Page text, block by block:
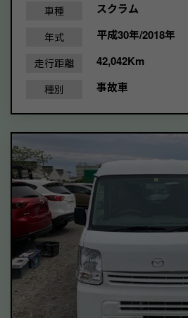
車種 スクラム
年式 平成30年/2018年
走行距離 42,042Km
種別 事故車